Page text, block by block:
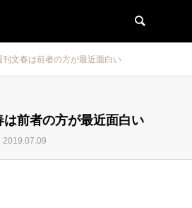
刊文春は前者の方が最近面白い
前者の方が最近面白い
2019.07.09